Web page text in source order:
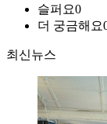
슬퍼요0
더 궁금해요
최신뉴스